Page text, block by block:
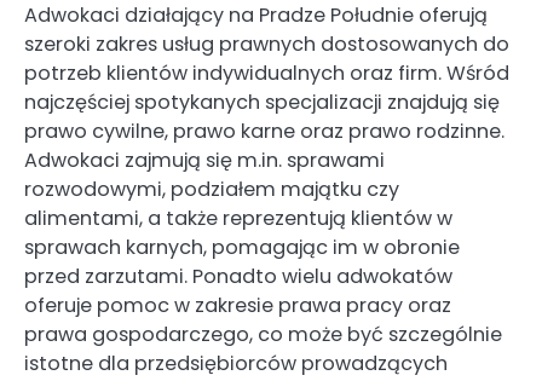
Adwokaci działający na Pradze Południe oferują
szeroki zakres usług prawnych dostosowanych do
potrzeb klientów indywidualnych oraz firm. Wśród
najczęściej spotykanych specjalizacji znajdują się
prawo cywilne, prawo karne oraz prawo rodzinne.
Adwokaci zajmują się m.in. sprawami
rozwodowymi, podziałem majątku czy
alimentami, a także reprezentują klientów w
sprawach karnych, pomagając im w obronie
przed zarzutami. Ponadto wielu adwokatów
oferuje pomoc w zakresie prawa pracy oraz
prawa gospodarczego, co może być szczególnie
istotne dla przedsiębiorców prowadzących